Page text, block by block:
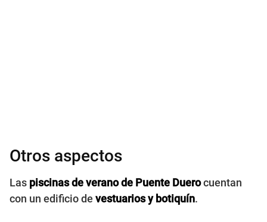
Otros aspectos
Las piscinas de verano de Puente Duerocuentan
con un edificio de vestuarios y botiquín.